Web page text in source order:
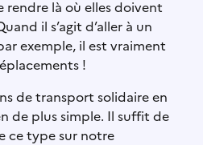
rendre là où elles doivent
il s’agit d’aller à un
exemple, il est vraiment
!
de transport solidaire en
de plus simple. Il suffit de
ce type sur notre